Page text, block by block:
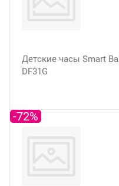
Детские часы Smart
DF31G
-72%